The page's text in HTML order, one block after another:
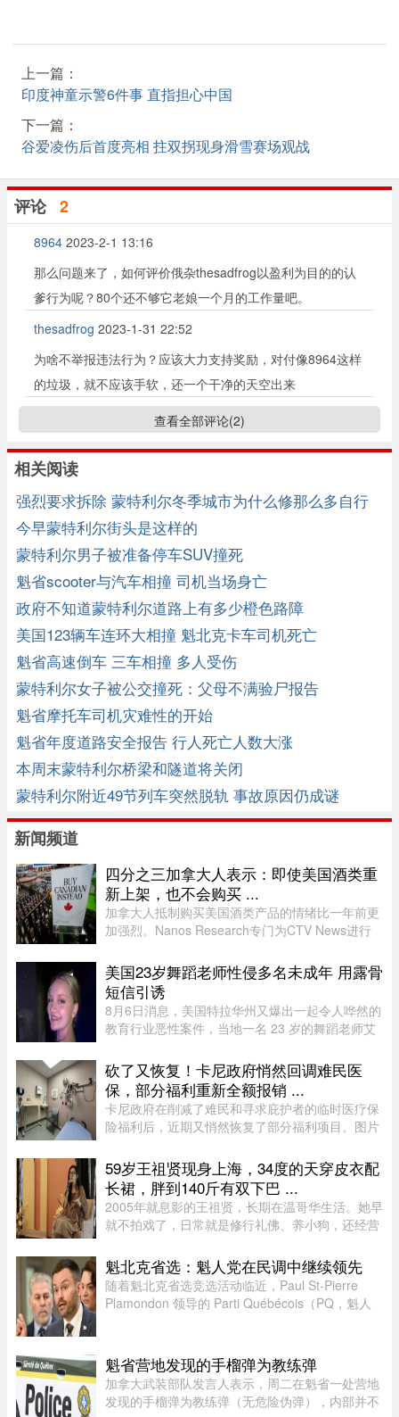
上一篇：
印度神童示警6件事 直指担心中国
下一篇：
谷爱凌伤后首度亮相 拄双拐现身滑雪赛场观战
评论 2
8964 2023-2-1 13:16
那么问题来了，如何评价俄杂thesadfrog以盈利为目的的认
爹行为呢？80个还不够它老娘一个月的工作量吧。
thesadfrog 2023-1-31 22:52
为啥不举报违法行为？应该大力支持奖励，对付像8964这样
的垃圾，就不应该手软，还一个干净的天空出来
查看全部评论(2)
相关阅读
强烈要求拆除 蒙特利尔冬季城市为什么修那么多自行
车道
今早蒙特利尔街头是这样的
蒙特利尔男子被准备停车SUV撞死
魁省scooter与汽车相撞 司机当场身亡
政府不知道蒙特利尔道路上有多少橙色路障
美国123辆车连环大相撞 魁北克卡车司机死亡
魁省高速倒车 三车相撞 多人受伤
蒙特利尔女子被公交撞死：父母不满验尸报告
魁省摩托车司机灾难性的开始
魁省年度道路安全报告 行人死亡人数大涨
本周末蒙特利尔桥梁和隧道将关闭
蒙特利尔附近49节列车突然脱轨 事故原因仍成谜
新闻频道
四分之三加拿大人表示：即使美国酒类重
新上架，也不会购买 ...
加拿大人抵制购买美国酒类产品的情绪比一年前更
加强烈。Nanos Research专门为CTV News进行
大人表示，即使美国酒类重新摆上货架，他们也不
太可能购买。 ...
美国23岁舞蹈老师性侵多名未成年 用露骨
短信引诱
8月6日消息，美国特拉华州又爆出一起令人哗然的
教育行业恶性案件，当地一名 23 岁的舞蹈老师艾
舞蹈工作室的两名未成年学生实施性虐待，还通过
电子设备引诱青少年，面临 ...
砍了又恢复！卡尼政府悄然回调难民医
保，部分福利重新全额报销 ...
卡尼政府在削减了难民和寻求庇护者的临时医疗保
险福利后，近期又悄然恢复了部分福利项目。图片
预算承诺削减资金，调整了为已安置的难民和等待
获得省或地区医保的庇护申 ...
59岁王祖贤现身上海，34度的天穿皮衣配
长裙，胖到140斤有双下巴 ...
2005年就息影的王祖贤，长期在温哥华生活。她早
就不拍戏了，日常就是修行礼佛、养小狗，还经营
活动。8月5日，网友在上海机场偶遇王祖贤。34度
的天气穿着皮衣外套配长裙 ...
魁北克省选：魁人党在民调中继续领先
随着魁北克省选竞选活动临近，Paul St-Pierre
Plamondon 领导的 Parti Québécois（PQ，魁人
魁省营地发现的手榴弹为教练弹
加拿大武装部队发言人表示，周二在魁省一处营地
发现的手榴弹为教练弹（无危险伪弹），内部并不